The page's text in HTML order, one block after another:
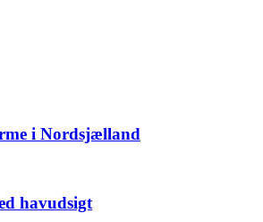
i Nordsjælland
havudsigt